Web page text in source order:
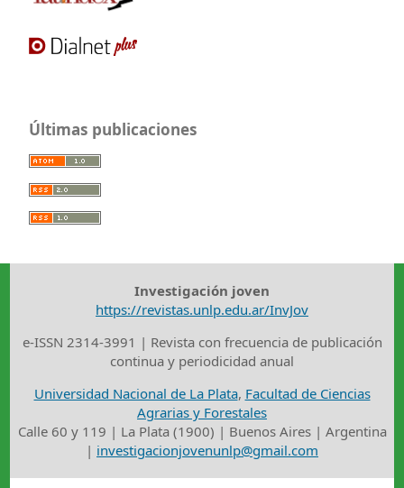
Últimas publicaciones
Investigación joven
https://revistas.unlp.edu.ar/InvJov
e-ISSN 2314-3991 | Revista con frecuencia de publicación
continua y periodicidad anual
Universidad Nacional de La Plata, Facultad de Ciencias
Agrarias y Forestales
Calle 60 y 119 | La Plata (1900) | Buenos Aires | Argentina
| investigacionjovenunlp@gmail.com